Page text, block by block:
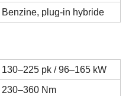
Benzine, plug-in hybride
130–225 pk / 96–165 kW
230–360 Nm